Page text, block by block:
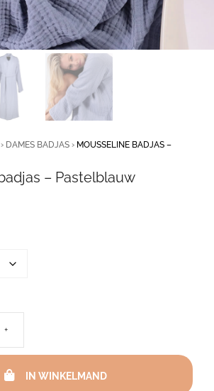
› DAMES BADJAS › MOUSSELINE BADJAS –
– Pastelblauw
badjas
Pastelblauw
+
IN WINKELMAND